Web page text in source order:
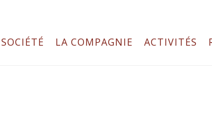
LA COMPAGNIE ACTIVITÉS